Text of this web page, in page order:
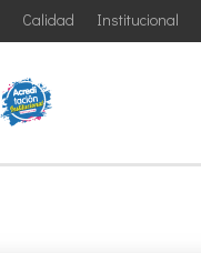
Institucional
Calidad